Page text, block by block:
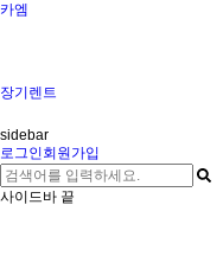
카엠
장기렌트
sidebar
로그인회원가입
사이드바 끝